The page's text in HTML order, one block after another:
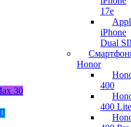
17e
iPhone
Dual
Honor
400
400 Lite